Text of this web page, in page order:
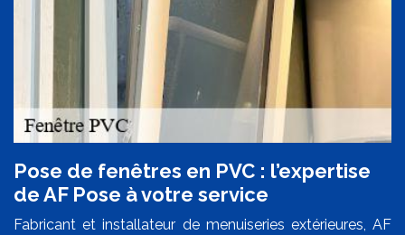
Pose de fenêtres en PVC : l’expertise
de AF Pose à votre service
Fabricant et installateur de menuiseries extérieures, AF